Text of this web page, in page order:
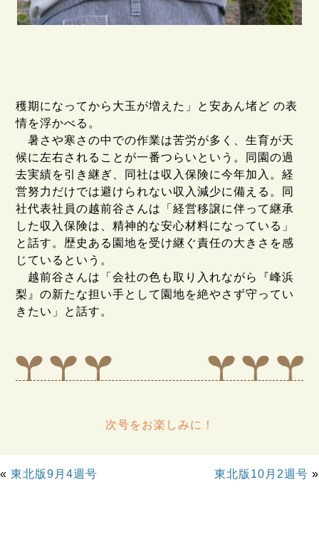
穫期になってから大玉が増えた」と安あん堵ど の表
情を浮かべる。
暑さや寒さの中での作業は苦労が多く、生育が天
候に左右されることが一番つらいという。同園の過
去実績を引き継ぎ、同社は収入保険に今年加入。経
営努力だけでは避けられない収入減少に備える。同
社代表社員の越前谷さんは「経営移譲に伴って継承
した収入保険は、精神的な安心材料になっている」
と話す。歴史ある園地を受け継ぐ責任の大きさを感
じているという。
越前谷さんは「会社の色も取り入れながら『峰浜
梨』の新たな担い手として園地を絶やさず守ってい
きたい」と話す。
次号をお楽しみに！
« 東北版9月4週号 東北版10月2週号 »